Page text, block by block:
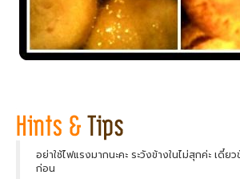
อย่าใช้ไฟแรงมากนะคะ ระวังข้างในไม่สุกค่ะ เดี๋ย
ก่อน